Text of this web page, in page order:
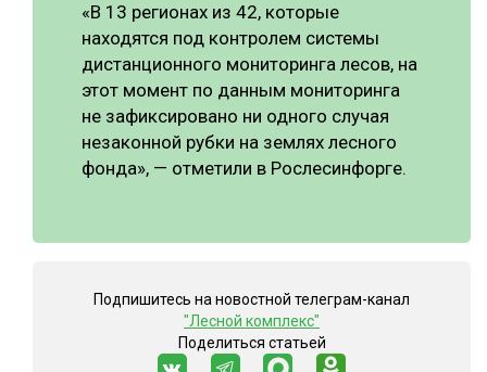
«В 13 регионах из 42, которые
находятся под контролем системы
дистанционного мониторинга лесов, на
этот момент по данным мониторинга
не зафиксировано ни одного случая
незаконной рубки на землях лесного
фонда», — отметили в Рослесинфорге.
Подпишитесь на новостной телеграм-канал
"Лесной комплекс"
Поделиться статьей